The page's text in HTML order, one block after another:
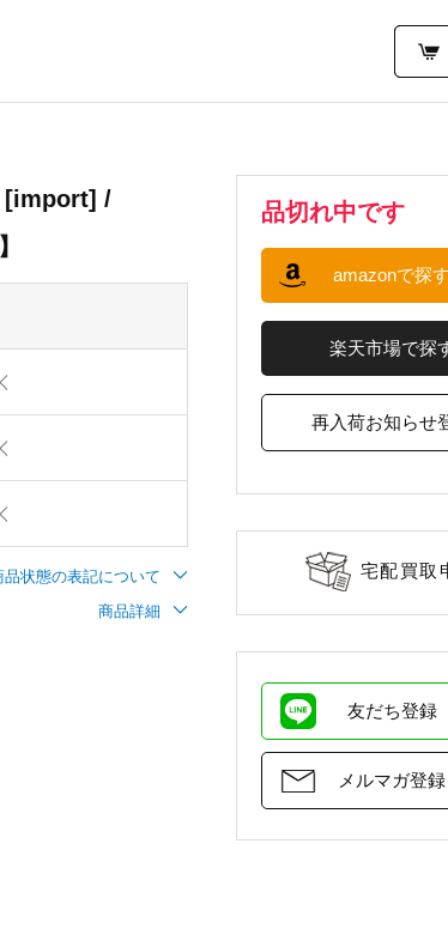
品切れ中です
amazonで探す
楽天市場で探
再入荷お知らせ
宅配買取
友だち登録
メルマガ登録
[import] /
品状態の表記について
商品詳細